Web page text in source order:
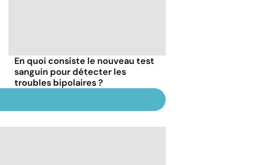
En quoi consiste le nouveau test
sanguin pour détecter les
troubles bipolaires ?